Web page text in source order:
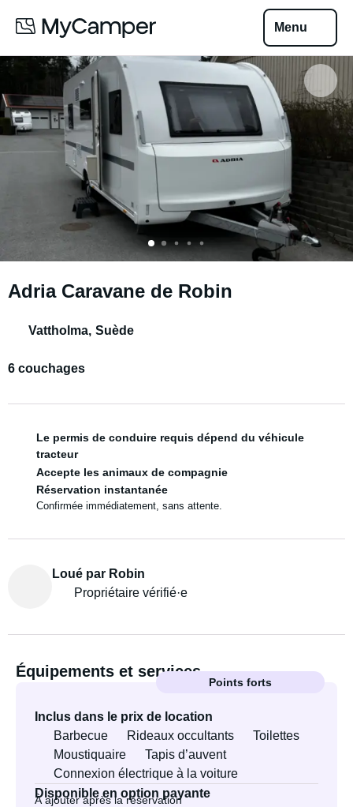
Menu
Adria Caravane de Robin
Vattholma, Suède
6 couchages
Le permis de conduire requis dépend du véhicule
tracteur
Accepte les animaux de compagnie
Réservation instantanée
Confirmée immédiatement, sans attente.
Loué par Robin
Propriétaire vérifié·e
Équipements et services
Points forts
Inclus dans le prix de location
Barbecue
Rideaux occultants
Toilettes
Moustiquaire
Tapis d’auvent
Connexion électrique à la voiture
Disponible en option payante
À ajouter après la réservation